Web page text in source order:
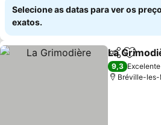
Selecione as datas para ver os
exatos.
Partilhar
La
9,3 Excelente
Bréville-les-